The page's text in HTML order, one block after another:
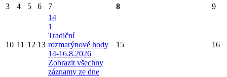
3 4 5 6 7 8 9
10 11 12 13
14
1
Tradiční
rozmarýnové hody
14-16.8.2026
Zobrazit všechny
záznamy ze dne
15 16